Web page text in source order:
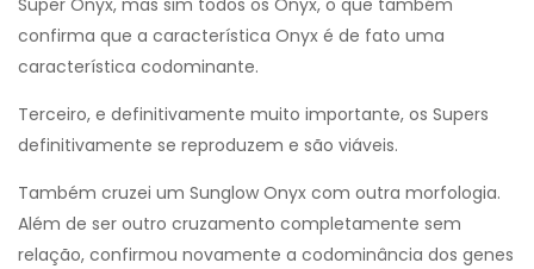
Super Onyx, mas sim todos os Onyx, o que também
confirma que a característica Onyx é de fato uma
característica codominante.
Terceiro, e definitivamente muito importante, os Supers
definitivamente se reproduzem e são viáveis.
Também cruzei um Sunglow Onyx com outra morfologia.
Além de ser outro cruzamento completamente sem
relação, confirmou novamente a codominância dos genes